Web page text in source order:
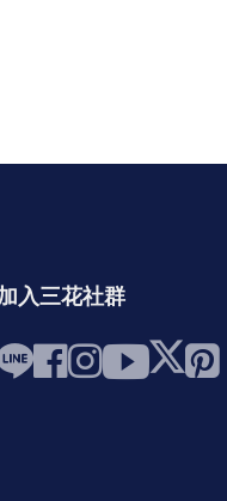
入三花社群